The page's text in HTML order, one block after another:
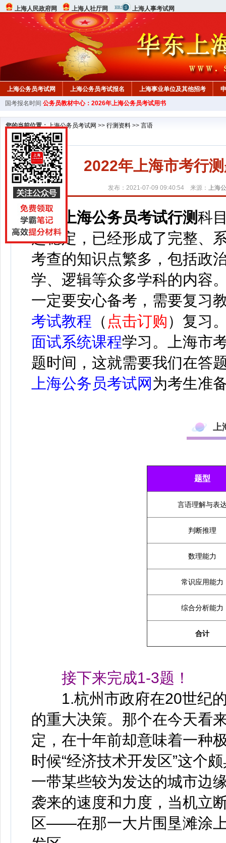
上海人民政府网 上海人社厅网 上海人事考试网
上海公务员考试网 上海公务员考试报名 上海事业单位及其他招考
行测真题 在线咨询 教材中心
国考报名时间 公务员教材中心：2026年上海公务员考试用书
您的当前位置：上海公务员考试网 >> 行测资料 >> 言语
2022年上海市考行
发布：2021-07-09 09:40:54 来源： 上海
上海公务员考试行测科
趋稳定，已经形成了完整、
考查的知识点繁多，包括政
学、逻辑等众多学科的内容
一定要安心备考，需要复习
考试教程 （ 点击订购） 复习
面试系统课程学习。
上海市
题时间，这就需要我们在答
上海公务员考试网 为考生准
上
题型
言语理解与表
判断推理
数理能力
常识应用能力
综合分析能力
合计
接下来完成1-3题！
1.杭州市政府在20世纪的
的重大决策。那个在今天看
定，在十年前却意味着一种
时候“经济技术开发区”这个
一带某些较为发达的城市边
袭来的速度和力度，当机立
区——在那一大片围垦滩涂